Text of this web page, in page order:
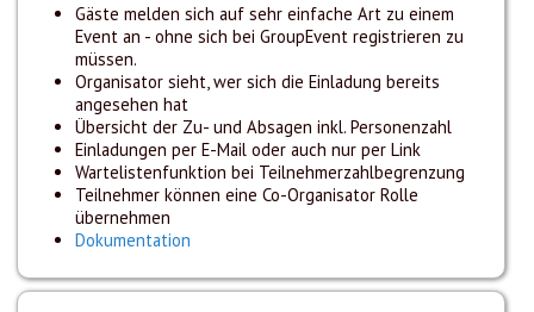
Gäste melden sich auf sehr einfache Art zu einem
Event an - ohne sich bei GroupEvent registrieren zu
müssen.
Organisator sieht, wer sich die Einladung bereits
angesehen hat
Übersicht der Zu- und Absagen inkl. Personenzahl
Einladungen per E-Mail oder auch nur per Link
Wartelistenfunktion bei Teilnehmerzahlbegrenzung
Teilnehmer können eine Co-Organisator Rolle
übernehmen
Dokumentation